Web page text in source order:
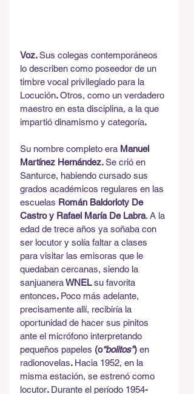
Voz. Sus colegas contemporáneos
lo describen como poseedor de un
timbre vocal privilegiado para la
Locución. Otros, como un verdadero
maestro en esta disciplina, a la que
impartió dinamismo y categoría.
Su nombre completo era Manuel
Martínez Hernández. Se crió en
Santurce, habiendo cursado sus
grados académicos regulares en las
escuelas Román Baldorioty De
Castro y Rafael María De Labra. A la
edad de trece años ya soñaba con
ser locutor y solía faltar a clases
para visitar las emisoras que le
quedaban cercanas, siendo la
sanjuanera WNEL su favorita
entonces. Poco más adelante,
precisamente allí, recibiría la
oportunidad de hacer sus pinitos
ante el micrófono interpretando
pequeños papeles (o“bolitos”) en
radionovelas. Hacia 1952, en la
misma estación, se estrenó como
locutor. Durante el período 1954-